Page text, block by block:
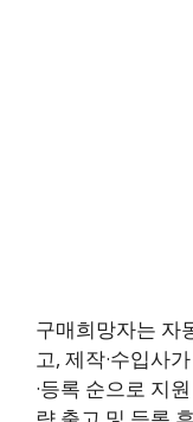
구매희망자는 자
고, 제작·수입사
·등록 순으로 지